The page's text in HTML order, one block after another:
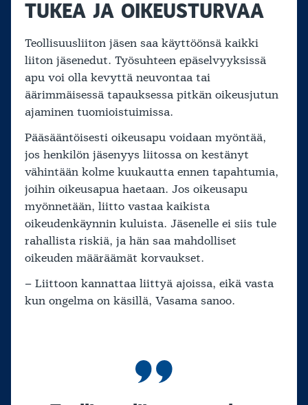
TUKEA JA OIKEUSTURVAA
Teollisuusliiton jäsen saa käyttöönsä kaikki
liiton jäsenedut. Työsuhteen epäselvyyksissä
apu voi olla kevyttä neuvontaa tai
äärimmäisessä tapauksessa pitkän oikeusjutun
ajaminen tuomioistuimissa.
Pääsääntöisesti oikeusapu voidaan myöntää,
jos henkilön jäsenyys liitossa on kestänyt
vähintään kolme kuukautta ennen tapahtumia,
joihin oikeusapua haetaan. Jos oikeusapu
myönnetään, liitto vastaa kaikista
oikeudenkäynnin kuluista. Jäsenelle ei siis tule
rahallista riskiä, ja hän saa mahdolliset
oikeuden määräämät korvaukset.
– Liittoon kannattaa liittyä ajoissa, eikä vasta
kun ongelma on käsillä, Vasama sanoo.